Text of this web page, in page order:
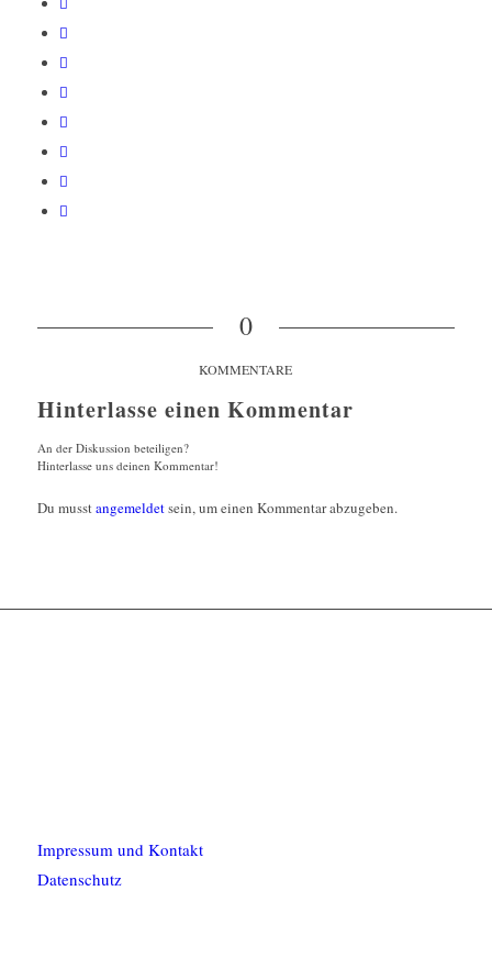
0
KOMMENTARE
Hinterlasse einen Kommentar
An der Diskussion beteiligen?
Hinterlasse uns deinen Kommentar!
Du musstangemeldetsein, um einen Kommentar abzugeben.
Impressum und Kontakt
Datenschutz